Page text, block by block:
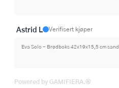
Astrid L Verifisert kjøper
Eva Solo - Brødboks 42x19x15,5 cm sand
Powered by GAMIFIERA.®